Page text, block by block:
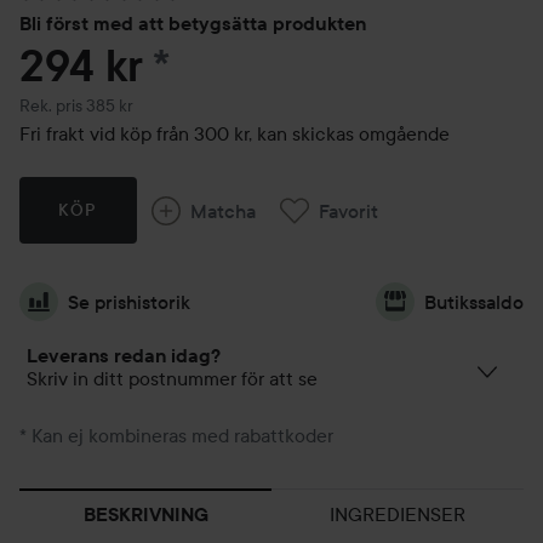
Bli först med att betygsätta produkten
294 kr *
Rek. pris 385 kr
Rekommenderat pris 385 kr
Fri frakt vid köp från 300 kr, kan skickas omgående
KÖP Matcha Favorit
Se prishistorik Butikssaldo
Leverans redan idag?
Skriv in ditt postnummer för att se
* Kan ej kombineras med rabattkoder
BESKRIVNING INGREDIENSER